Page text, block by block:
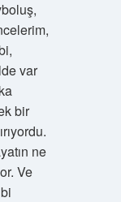
var
bir
ne
Ve